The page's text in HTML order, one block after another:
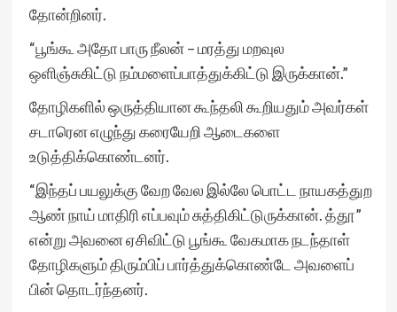
தோன்றினர்.
“பூங்கூ அதோ பாரு நீலன் – மரத்து மறவுல
ஒளிஞ்சுகிட்டு நம்மளைப்பாத்துக்கிட்டு இருக்கான்.”
தோழிகளில் ஒருத்தியான கூந்தலி கூறியதும் அவர்கள்
சடாரென எழுந்து கரையேறி ஆடைகளை
உடுத்திக்கொண்டனர்.
“இந்தப் பயலுக்கு வேற வேல இல்லே பொட்ட நாயகத்துற
ஆண் நாய் மாதிரி எப்பவும் சுத்திகிட்டுருக்கான். த்தூ”
என்று அவனை ஏசிவிட்டு பூங்கூ வேகமாக நடந்தாள்
தோழிகளும் திரும்பிப் பார்த்துக்கொண்டே அவளைப்
பின் தொடர்ந்தனர்.